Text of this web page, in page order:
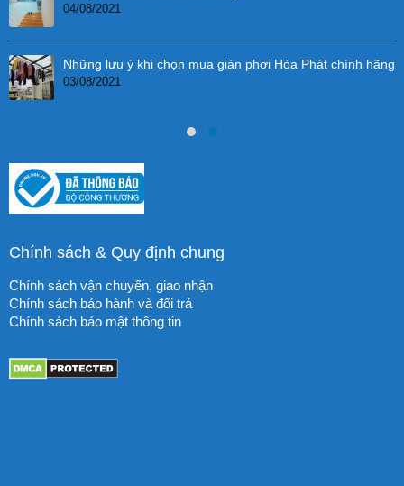
04/08/2021
Những lưu ý khi chọn mua giàn phơi Hòa Phát chính hãng
03/08/2021
Chính sách & Quy định chung
Chính sách vận chuyển, giao nhận
Chính sách bảo hành và đổi trả
Chính sách bảo mật thông tin